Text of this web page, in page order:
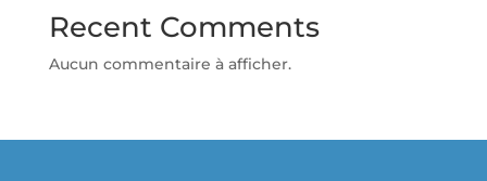
Recent Comments
Aucun commentaire à afficher.